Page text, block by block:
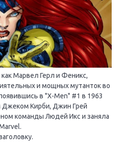
Марвел Герл и Феникс,
и мощных мутанток во
в "X-Men" #1 в 1963
Джеком Кирби, Джин Грей
команды Людей Икс и заняла